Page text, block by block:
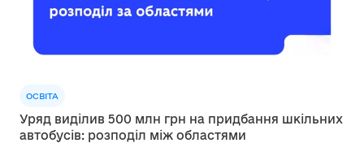
ОСВІТА
Уряд виділив 500 млн грн на придбання шкільних
автобусів: розподіл між областями